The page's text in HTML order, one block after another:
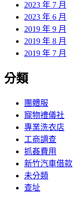
2023 年 7 月
2023 年 6 月
2019 年 9 月
2019 年 8 月
2019 年 7 月
分類
團體服
寵物禮儀社
專業洗衣店
工商調查
抓姦費用
新竹汽車借款
未分類
查址